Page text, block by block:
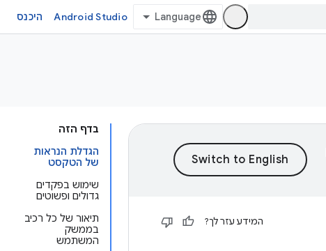
Android Studio היכנס
בדף הזה
הגדלת הנראות
של הטקסט
שימוש בפקדים
גדולים ופשוטים
תיאור של כל רכיב
בממשק
המשתמש
המידע עזר לך?